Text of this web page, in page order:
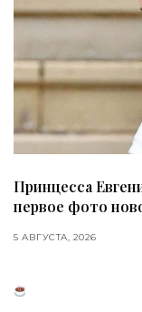
Принцесса
первое фото
5 АВГУСТА, 2026